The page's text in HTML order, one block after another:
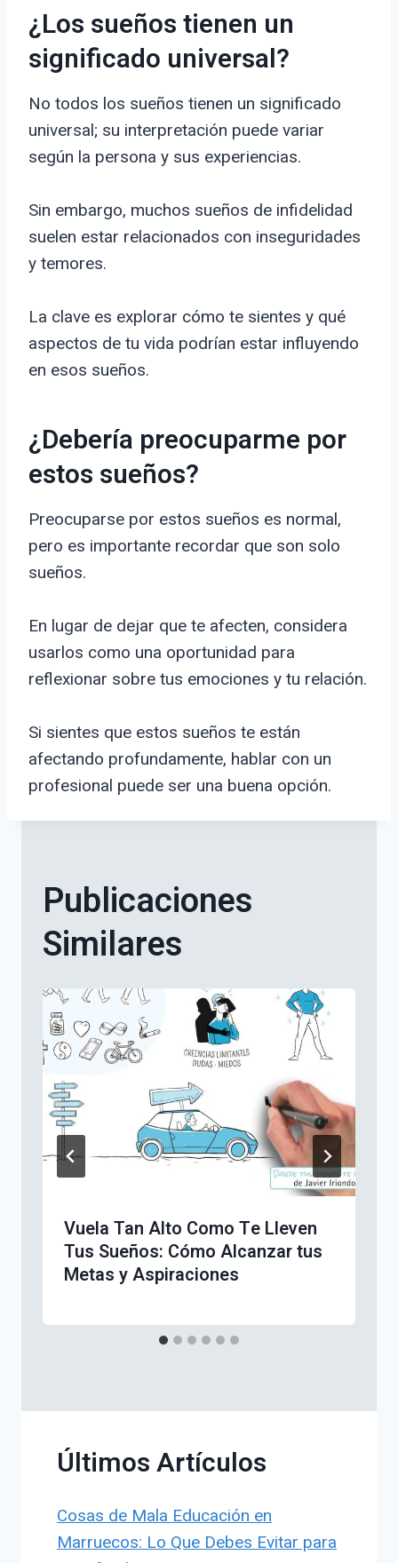
¿Los sueños tienen un
significado universal?
No todos los sueños tienen un significado
universal; su interpretación puede variar
según la persona y sus experiencias.
Sin embargo, muchos sueños de infidelidad
suelen estar relacionados con inseguridades
y temores.
La clave es explorar cómo te sientes y qué
aspectos de tu vida podrían estar influyendo
en esos sueños.
¿Debería preocuparme por
estos sueños?
Preocuparse por estos sueños es normal,
pero es importante recordar que son solo
sueños.
En lugar de dejar que te afecten, considera
usarlos como una oportunidad para
reflexionar sobre tus emociones y tu relación.
Si sientes que estos sueños te están
afectando profundamente, hablar con un
profesional puede ser una buena opción.
Publicaciones
Similares
Vuela Tan Alto Como Te Lleven
Tus Sueños: Cómo Alcanzar tus
Metas y Aspiraciones
Últimos Artículos
Cosas de Mala Educación en
Marruecos: Lo Que Debes Evitar para